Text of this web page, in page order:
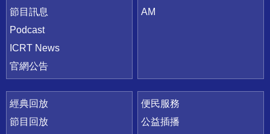
節目訊息
Podcast
ICRT News
官網公告
AM
經典回放
節目回放
便民服務
公益插播